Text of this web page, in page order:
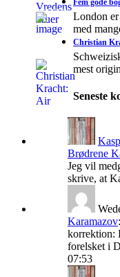
Fem gode
London er
med
Christian
mest
Seneste
Brødrene
Jeg vil
skrive, at
Karamazov
korrektion:
forelsket i
07:53